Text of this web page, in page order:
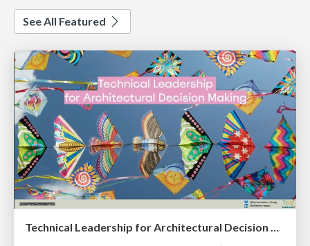
See All Featured
Technical Leadership for Architectural Decision Making